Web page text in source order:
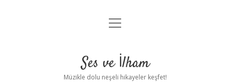
Anasayfa
Yasal Uyarı
menüyü
Ses ve İlham
Müzikle dolu neşeli hikayeler keşfet!